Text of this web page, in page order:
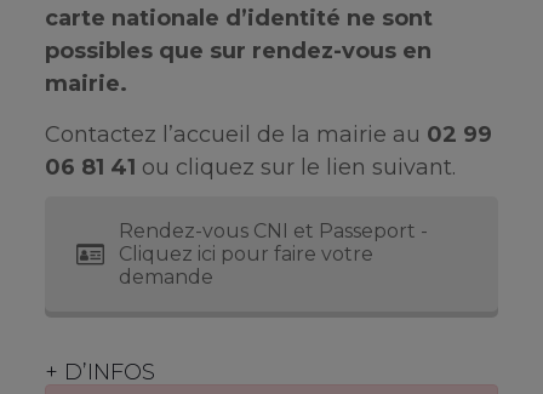
carte nationale d’identité ne sont
possibles que sur rendez-vous en
mairie.
Contactez l’accueil de la mairie au 02 99
06 81 41 ou cliquez sur le lien suivant.
Rendez-vous CNI et Passeport -
Cliquez ici pour faire votre
demande
+ D’INFOS